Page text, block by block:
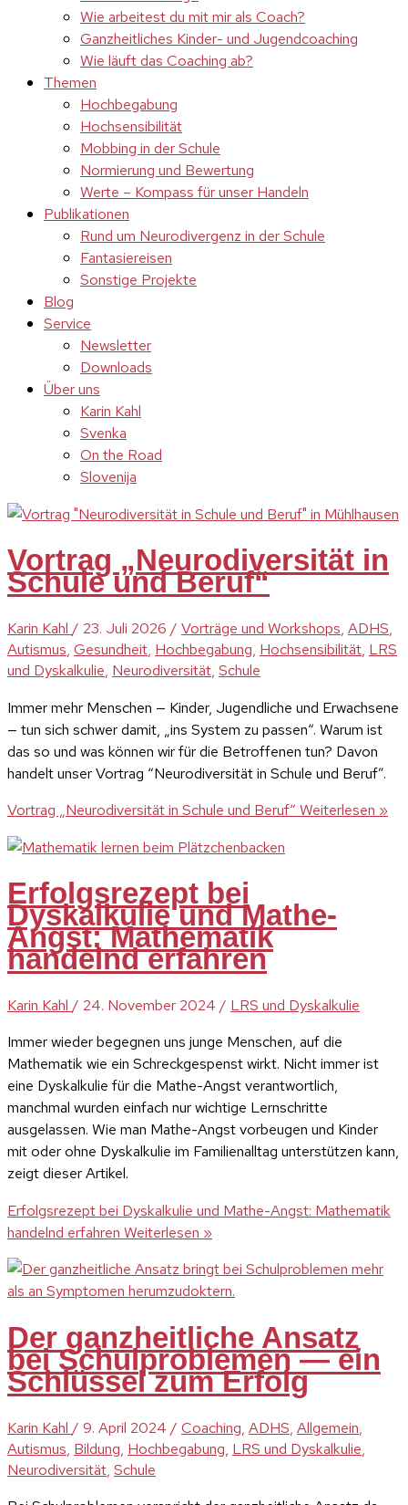
Wie arbeitest du mit mir als Coach?
Ganzheitliches Kinder- und Jugendcoaching
Wie läuft das Coaching ab?
Themen
Hochbegabung
Hochsensibilität
Mobbing in der Schule
Normierung und Bewertung
Werte – Kompass für unser Handeln
Publikationen
Rund um Neurodivergenz in der Schule
Fantasiereisen
Sonstige Projekte
Blog
Service
Newsletter
Downloads
Über uns
Karin Kahl
Svenka
On the Road
Slovenija
Vortrag „Neurodiversität in
Schule und Beruf“
Karin Kahl / 23. Juli 2026 / Vorträge und Workshops, ADHS,
Autismus, Gesundheit, Hochbegabung, Hochsensibilität, LRS
und Dyskalkulie, Neurodiversität, Schule
Immer mehr Menschen — Kinder, Jugendliche und Erwachsene
— tun sich schwer damit, „ins System zu passen“. Warum ist
das so und was können wir für die Betroffenen tun? Davon
handelt unser Vortrag “Neurodiversität in Schule und Beruf”.
Vortrag „Neurodiversität in Schule und Beruf“ Weiterlesen »
Erfolgsrezept bei
Dyskalkulie und Mathe-
Angst: Mathematik
handelnd erfahren
Karin Kahl / 24. November 2024 / LRS und Dyskalkulie
Immer wieder begegnen uns junge Menschen, auf die
Mathematik wie ein Schreckgespenst wirkt. Nicht immer ist
eine Dyskalkulie für die Mathe-Angst verantwortlich,
manchmal wurden einfach nur wichtige Lernschritte
ausgelassen. Wie man Mathe-Angst vorbeugen und Kinder
mit oder ohne Dyskalkulie im Familienalltag unterstützen kann,
zeigt dieser Artikel.
Erfolgsrezept bei Dyskalkulie und Mathe-Angst: Mathematik
handelnd erfahren Weiterlesen »
Der ganzheitliche Ansatz
bei Schulproblemen — ein
Schlüssel zum Erfolg
Karin Kahl / 9. April 2024 / Coaching, ADHS, Allgemein,
Autismus, Bildung, Hochbegabung, LRS und Dyskalkulie,
Neurodiversität, Schule